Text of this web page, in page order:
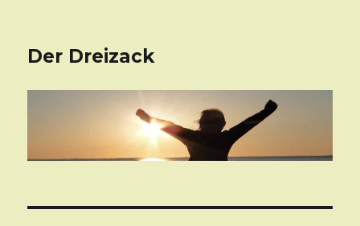
Der Dreizack